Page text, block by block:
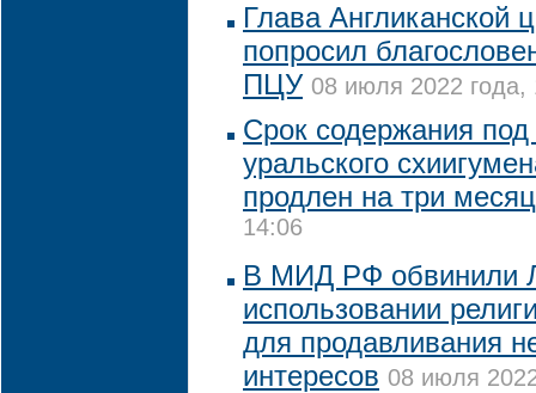
Глава Англиканской
попросил
ПЦУ 08 июля 2022 года,
Срок содержания
уральского
продлен на три
14:06
В МИД РФ обвинили
использовании
для продавливания
интересов 08 июля